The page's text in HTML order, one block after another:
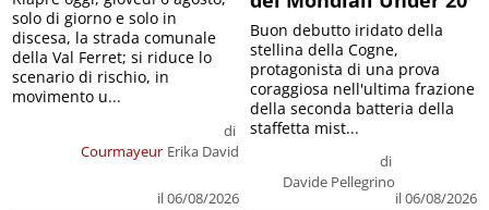
Courmayeur
di
Erika David
il 06/08/2026
solo di giorno e solo in
discesa, la strada comunale
della Val Ferret; si riduce lo
scenario di rischio, in
movimento u...
di
Davide Pellegrino
il 06/08/2026
Buon debutto iridato della
stellina della Cogne,
protagonista di una prova
coraggiosa nell'ultima frazione
della seconda batteria della
staffetta mist...